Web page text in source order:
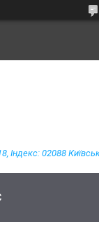
Індекс: 02088